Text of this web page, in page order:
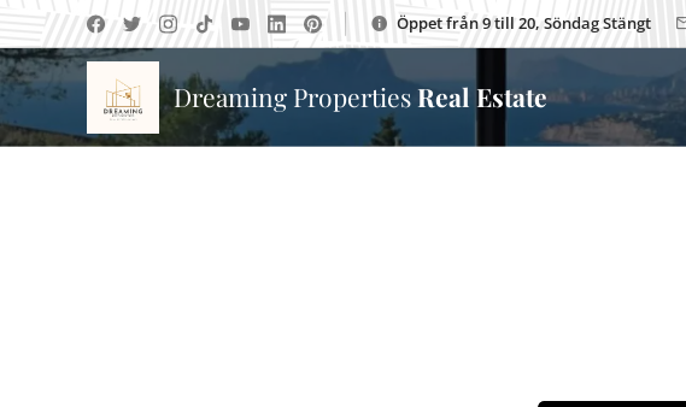
Öppet från 9 till 20, Söndag Stängt
Dreaming PropertiesReal Estate